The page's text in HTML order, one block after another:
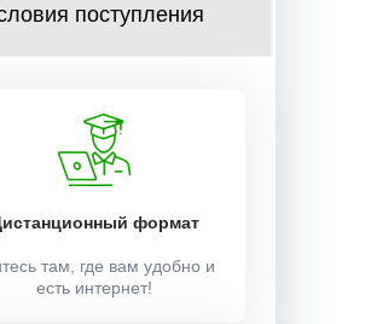
поступления
формат
там, где вам удобно и
есть интернет!